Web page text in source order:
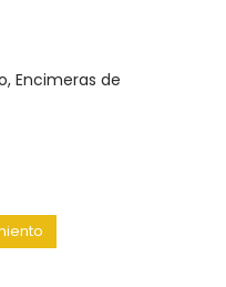
, Encimeras de